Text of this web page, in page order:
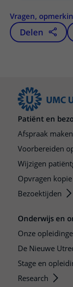
Vragen,
Delen
Patiënt en
Afspraak
Voorbereiden
Wijzigen
Opvragen
Bezoektijden
Onderwijs en
Onze
De Nieuwe
Stage en
Research